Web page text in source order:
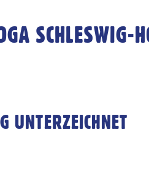
SCHLESWIG-
UNTERZEICHNET